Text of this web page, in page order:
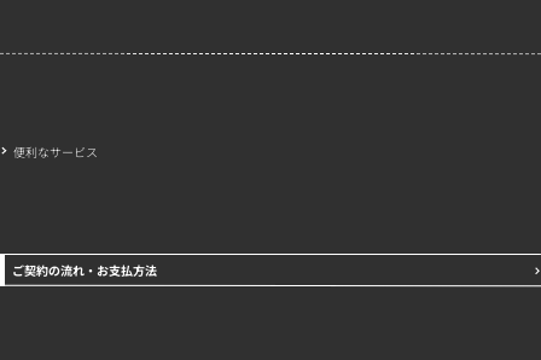
便利なサービス
ご契約の流れ・お支払方法